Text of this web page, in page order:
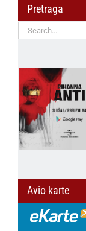
Pretraga
Search
for:
Avio karte